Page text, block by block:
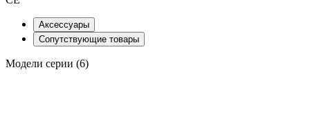
Аксессуары
Сопутствующие товары
Модели серии (6)